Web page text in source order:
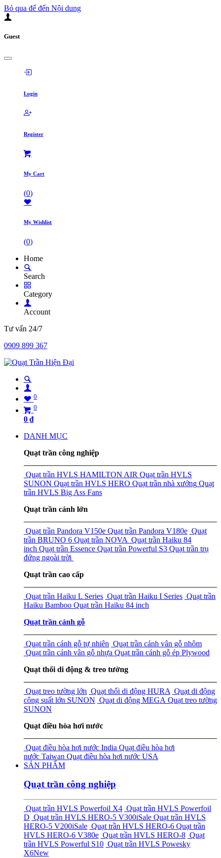
Bỏ qua để đến Nội dung
Guest
Login
Register
My Cart
(0)
My Wishlist
(0)
Home
Search
Category
Account
Tư vấn 24/7
0909 899 367
0
0
0 ₫
DANH MỤC
Quạt trần công nghiệp
Quạt trần HVLS HAMILTON AIR Quạt trần HVLS
SUNON Quạt trần HVLS HERO Quạt trần nhà xưởng Quạt
trần HVLS Big Ass Fans
Quạt trần cánh lớn
Quạt trần Pandora V150e Quạt trần Pandora V180e Quạt
trần BRUNO 6 Quạt trần NOVA Quạt trần Haiku 84
inch Quạt trần Essence Quạt trần Powerful S3 Quạt trần trụ
đứng ngoài trời
Quạt trần cao cấp
Quạt trần Haiku L Series Quạt trần Haiku I Series Quạt trần
Haiku Bamboo Quạt trần Haiku 84 inch
Quạt trần cánh gỗ
Quạt trần cánh gỗ tự nhiên Quạt trần cánh vân gỗ nhôm
Quạt trần cánh vân gỗ nhựa Quạt trần cánh gỗ ép Plywood
Quạt thổi di động & treo tường
Quạt treo tường lớn Quạt thổi di động HURA Quạt di động
công suất lớn SUNON Quạt di động MEGA Quạt treo tường
SUNON
Quạt điều hòa hơi nước
Quạt điều hòa hơi nước India Quạt điều hòa hơi
nước Taiwan Quạt điều hòa hơi nước USA
SẢN PHẨM
Quạt trần công nghiệp
Quạt trần HVLS Powerfoil X4 Quạt trần HVLS Powerfoil
D Quạt trần HVLS HERO-5 V300iSale Quạt trần HVLS
HERO-5 V200iSale Quạt trần HVLS HERO-6 Quạt trần
HVLS HERO-6 V380e Quạt trần HVLS HERO-8 Quạt
trần HVLS Powerful S10 Quạt trần HVLS Powesky
X6New